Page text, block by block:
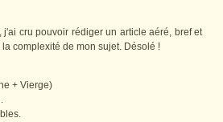
cru pouvoir rédiger un article aéré, bref et
complexité de mon sujet. Désolé !
+ Vierge)